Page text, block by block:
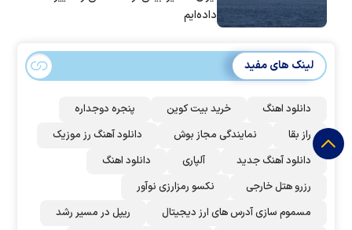
داده‌ایم
لینک های مفید
دانلود اهنگ خرید بیت کوین
پنجره دوجداره
راز بقا
نمایندگی مجاز بوش
دانلود آهنگ رز‌ موزیک
دانلود آهنگ جدید
آلپاری
دانلود اهنگ
رزرو هتل خارجی
نکسو رمزارزی نوآور
مسموم سازی آدرس های ارز دیجیتال
ریپل در مسیر رشد